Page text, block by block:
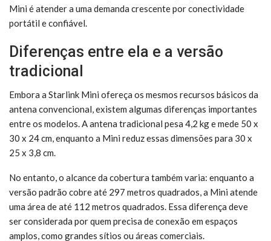
Mini é atender a uma demanda crescente por conectividade
portátil e confiável.
Diferenças entre ela e a versão
tradicional
Embora a Starlink Mini ofereça os mesmos recursos básicos da
antena convencional, existem algumas diferenças importantes
entre os modelos. A antena tradicional pesa 4,2 kg e mede 50 x
30 x 24 cm, enquanto a Mini reduz essas dimensões para 30 x
25 x 3,8 cm.
No entanto, o alcance da cobertura também varia: enquanto a
versão padrão cobre até 297 metros quadrados, a Mini atende
uma área de até 112 metros quadrados. Essa diferença deve
ser considerada por quem precisa de conexão em espaços
amplos, como grandes sítios ou áreas comerciais.